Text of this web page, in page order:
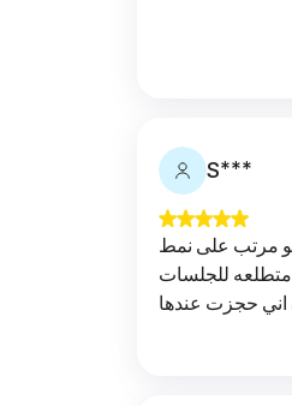
S***
مرتب على نمط
للجلسات